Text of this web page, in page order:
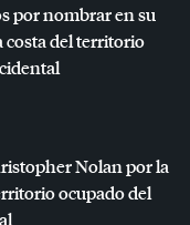
por nombrar en su
costa del territorio
Nolan por la
ocupado del